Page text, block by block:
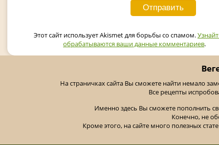
Этот сайт использует Akismet для борьбы со спамом.
обрабатываются ваши данные комментариев.
На страничках сайта Вы сможете найти немало
Все рецепты
Именно здесь Вы сможете пополнить
Конечно, не
Кроме этого, на сайте много полезных